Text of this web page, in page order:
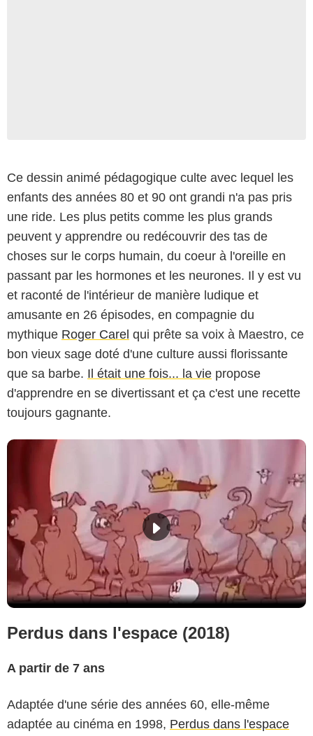
Ce dessin animé pédagogique culte avec lequel les
enfants des années 80 et 90 ont grandi n'a pas pris
une ride. Les plus petits comme les plus grands
peuvent y apprendre ou redécouvrir des tas de
choses sur le corps humain, du coeur à l'oreille en
passant par les hormones et les neurones. Il y est vu
et raconté de l'intérieur de manière ludique et
amusante en 26 épisodes, en compagnie du
mythique Roger Carel qui prête sa voix à Maestro, ce
bon vieux sage doté d'une culture aussi florissante
que sa barbe. Il était une fois... la vie propose
d'apprendre en se divertissant et ça c'est une recette
toujours gagnante.
Perdus dans l'espace (2018)
A partir de 7 ans
Adaptée d'une série des années 60, elle-même
adaptée au cinéma en 1998, Perdus dans l'espace